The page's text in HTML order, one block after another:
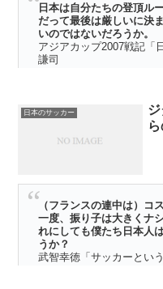
日本は自分たちの登頂ル
だって最後は厳しいに決
いのではないだろうか。
アジアカップ2007戦記「
謙司
う経験をした。 医者はどこ
て、ずっとつきあってきた
に、それ以来、まったく肩の
った。 「そうか背骨か、、
日本のサッカー
（フランスの連中は）コ
一度、振り子は大きくナ
れにしても僕たち日本人
うか？
武智幸徳「サッカーとい